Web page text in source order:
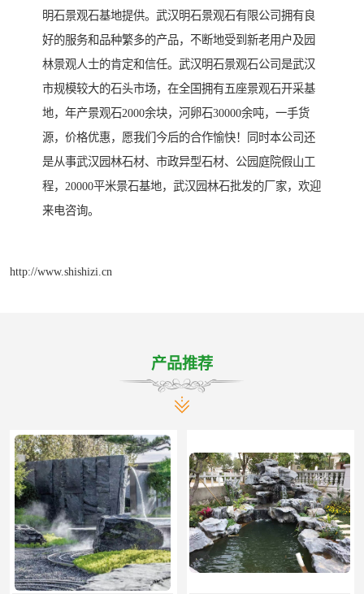
明石景观石基地提供。武汉明石景观石有限公司拥有良
好的服务和品种繁多的产品，不断地受到新老用户及园
林景观人士的肯定和信任。武汉明石景观石公司是武汉
市规模较大的石头市场，在全国拥有五座景观石开采基
地，年产景观石2000余块，河卵石30000余吨，一手货
源，价格优惠，愿我们今后的合作愉快！同时本公司还
是从事武汉园林石材、市政异型石材、公园庭院假山工
程，20000平米景石基地，武汉园林石批发的厂家，欢迎
来电咨询。
http://www.shishizi.cn
产品推荐